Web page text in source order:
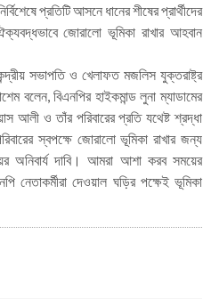
প্রতিটি আসনে ধানের শীষের প্রার্থীদের
জোরালো ভূমিকা রাখার আহবান
সভাপতি ও খেলাফত মজলিস যুক্তরাষ্ট্র
বলেন, বিএনপির হাইকমান্ড লুনা ম্যাডামের
আলী ও তাঁর পরিবারের প্রতি যথেষ্ট শ্রদ্ধা
স্বপক্ষে জোরালো ভূমিকা রাখার জন্য
অনিবার্য দাবি। আমরা আশা করব সময়ের
নেতাকর্মীরা দেওয়াল ঘড়ির পক্ষেই ভূমিকা